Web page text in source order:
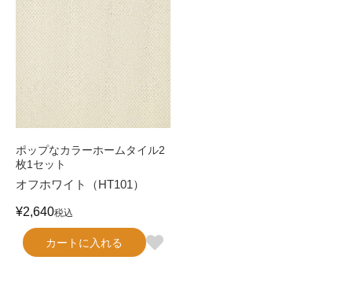
ポップなカラーホームタイル2
枚1セット
オフホワイト（HT101）
¥2,640税込
カートに入れる